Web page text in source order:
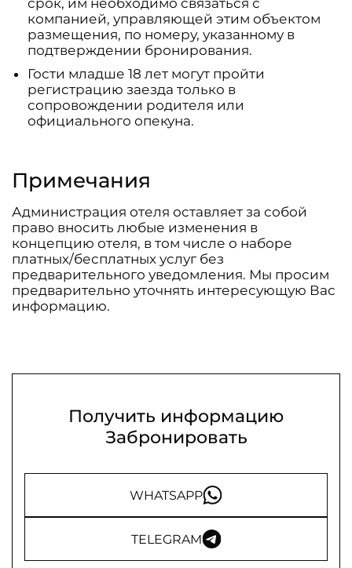
срок, им необходимо связаться с
компанией, управляющей этим объектом
размещения, по номеру, указанному в
подтверждении бронирования.
Гости младше 18 лет могут пройти
регистрацию заезда только в
сопровождении родителя или
официального опекуна.
Примечания
Администрация отеля оставляет за собой
право вносить любые изменения в
концепцию отеля, в том числе о наборе
платных/бесплатных услуг без
предварительного уведомления. Мы просим
предварительно уточнять интересующую Вас
информацию.
Получить информацию
Забронировать
WHATSAPP
TELEGRAM